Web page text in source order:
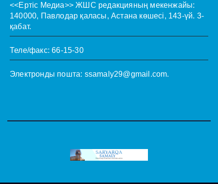
<<Ертіс Медиа>> ЖШС редакцияның мекенжайы:
140000, Павлодар қаласы, Астана көшесі, 143-үй. 3-
қабат.
Теле/факс: 66-15-30
Электронды пошта: ssamaly29@gmail.com.